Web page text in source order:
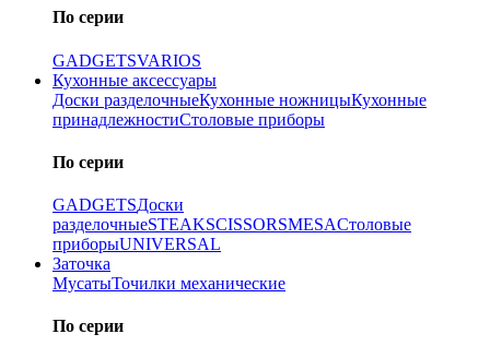
По серии
GADGETSVARIOS
Кухонные аксессуары
Доски разделочныеКухонные ножницыКухонные
принадлежностиСтоловые приборы
По серии
GADGETSДоски
разделочныеSTEAKSCISSORSMESAСтоловые
приборыUNIVERSAL
Заточка
МусатыТочилки механические
По серии